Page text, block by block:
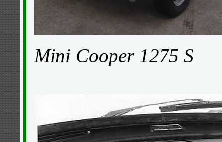
Mini Cooper 1275 S